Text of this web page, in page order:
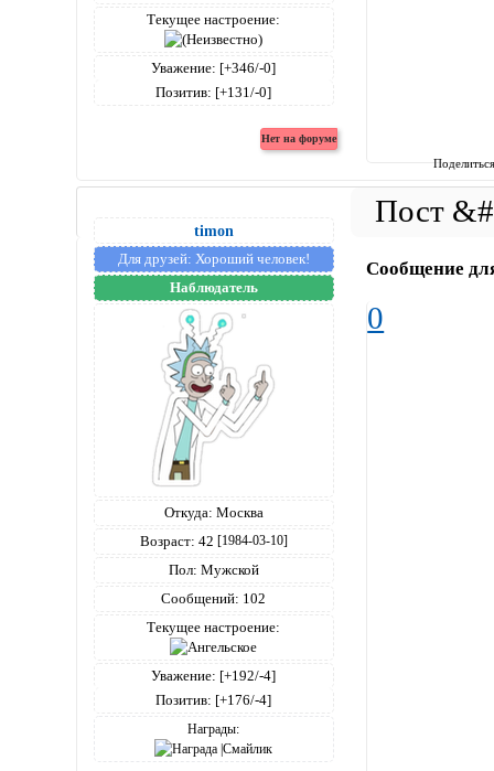
Текущее настроение:
Уважение: [+346/-0]
Позитив: [+131/-0]
timon
Для друзей: Хороший человек!
Наблюдатель
Откуда: Москва
Возраст: 42 [1984-03-10]
Пол: Мужской
Сообщений: 102
Текущее настроение:
Уважение: [+192/-4]
Позитив: [+176/-4]
Награды:
Сообщение
0